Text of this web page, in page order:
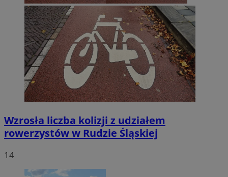
Wzrosła liczba kolizji z udziałem
rowerzystów w Rudzie Śląskiej
14